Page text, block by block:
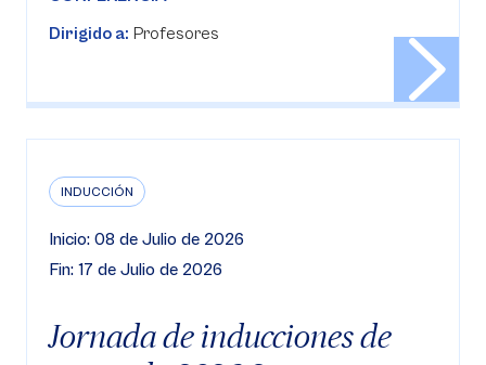
Dirigido a: Profesores
INDUCCIÓN
Inicio: 08 de Julio de 2026
Fin: 17 de Julio de 2026
Jornada de inducciones de